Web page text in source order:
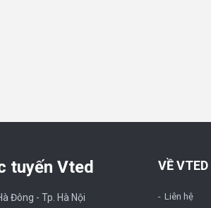
tuyến Vted
Đông - Tp. Hà Nội
VỀ VTED
Liên hệ